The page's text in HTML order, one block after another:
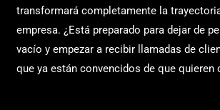
transformará completamente la
empresa. ¿Está preparado para dejar de
vacío y empezar a recibir llamadas de
que ya están convencidos de que quieren